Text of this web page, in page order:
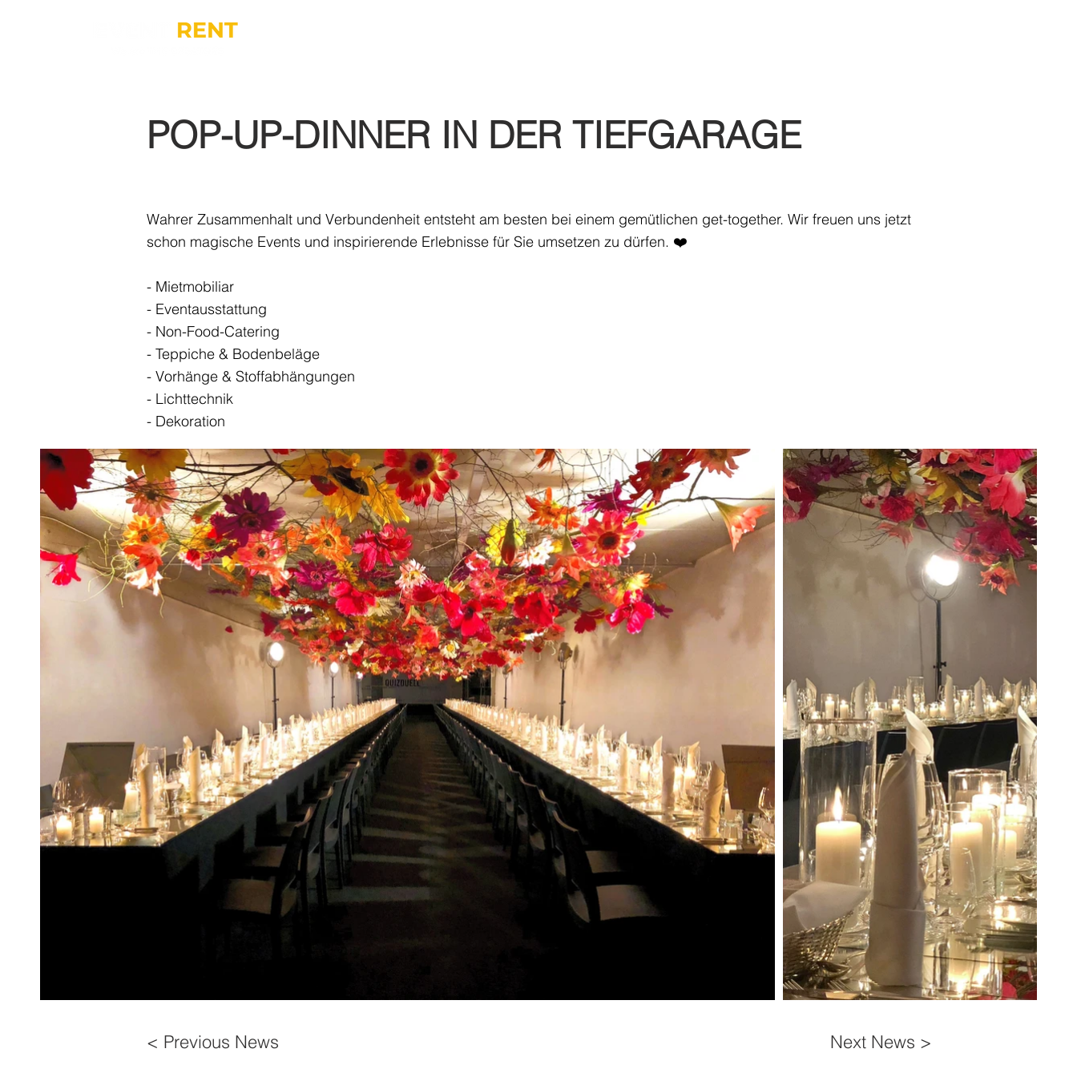
POP-UP-DINNER IN DER TIEFGARAGE
Wahrer Zusammenhalt und Verbundenheit entsteht am besten bei einem gemütlichen get-together. Wir freuen uns jetzt
schon magische Events und inspirierende Erlebnisse für Sie umsetzen zu dürfen. ❤️
- Mietmobiliar
- Eventausstattung
- Non-Food-Catering
- Teppiche & Bodenbeläge
- Vorhänge & Stoffabhängungen
- Lichttechnik
- Dekoration
< Previous News Next News >